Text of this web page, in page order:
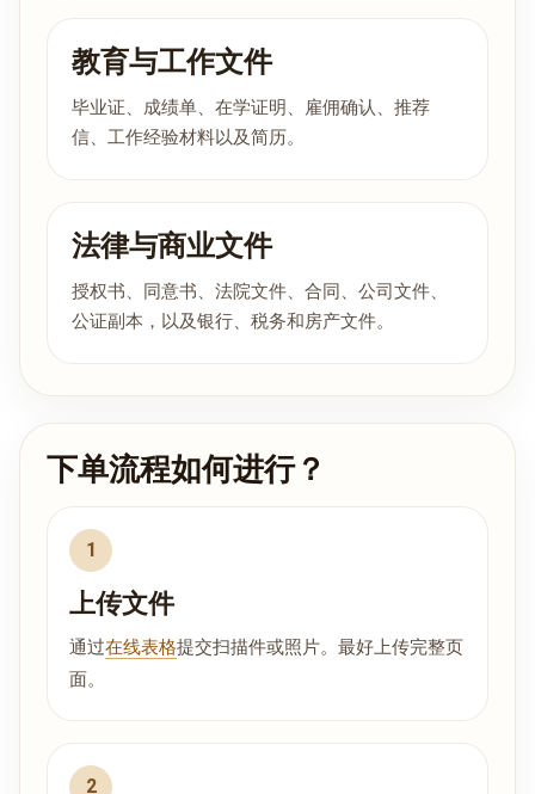
教育与工作文件
毕业证、成绩单、在学证明、雇佣确认、推荐
信、工作经验材料以及简历。
法律与商业文件
授权书、同意书、法院文件、合同、公司文件、
公证副本，以及银行、税务和房产文件。
下单流程如何进行？
上传文件
通过在线表格提交扫描件或照片。最好上传完整页
面。